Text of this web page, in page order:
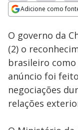
Adicione como
Ativar
O governo da
(2) o
brasileiro
anúncio foi
negociações
relações